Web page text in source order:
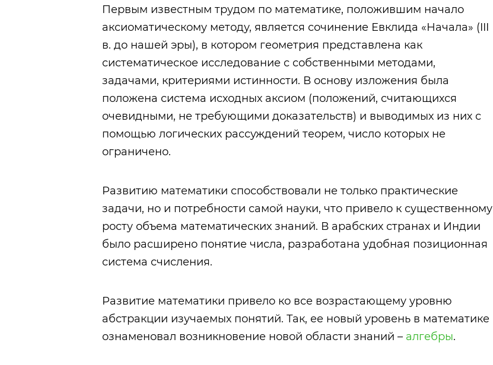
Первым известным трудом по математике, положившим начало
аксиоматическому методу, является сочинение Евклида «Начала» (III
в. до нашей эры), в котором геометрия представлена как
систематическое исследование с собственными методами,
задачами, критериями истинности. В основу изложения была
положена система исходных аксиом (положений, считающихся
очевидными, не требующими доказательств) и выводимых из них с
помощью логических рассуждений теорем, число которых не
ограничено.
Развитию математики способствовали не только практические
задачи, но и потребности самой науки, что привело к существенному
росту объема математических знаний. В арабских странах и Индии
было расширено понятие числа, разработана удобная позиционная
система счисления.
Развитие математики привело ко все возрастающему уровню
абстракции изучаемых понятий. Так, ее новый уровень в математике
ознаменовал возникновение новой области знаний – алгебры.